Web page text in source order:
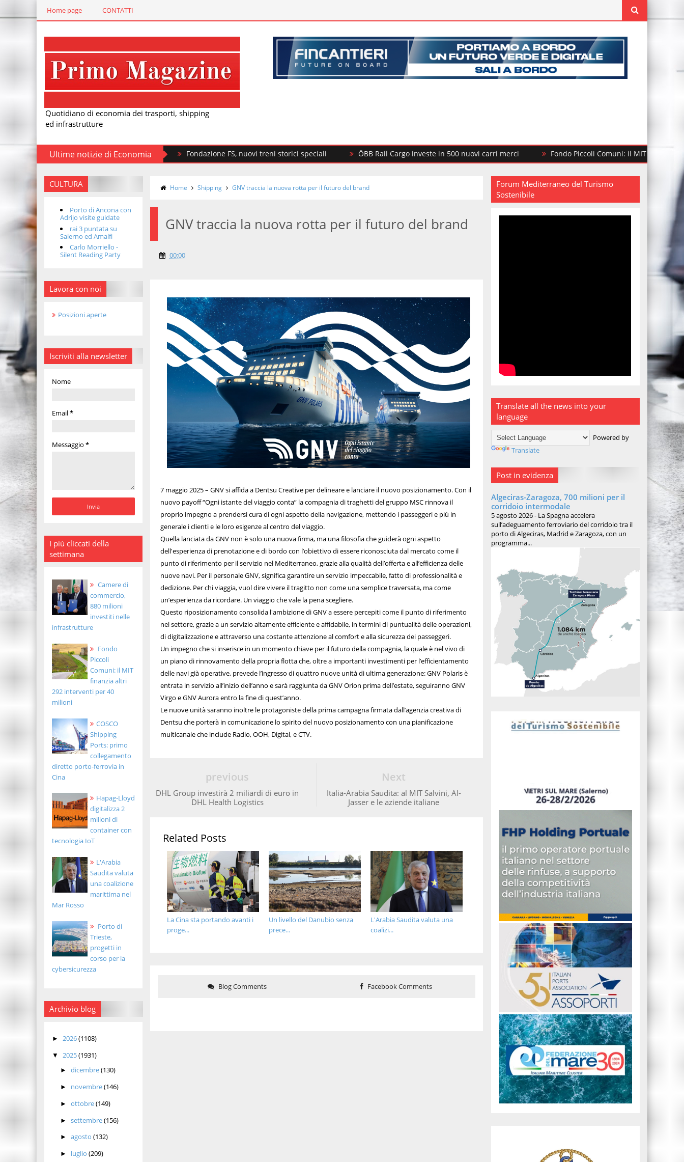
Home page CONTATTI
Quotidiano di economia dei trasporti, shipping
ed infrastrutture
Ultime notizie di Economia Fondazione FS, nuovi treni storici speciali ÖBB Rail Cargo investe in 500 nuovi carri merci Fondo Piccoli Comuni: il MIT finanzia altri 292
CULTURA
Porto di Ancona con
Adrijo visite guidate
rai 3 puntata su
Salerno ed Amalfi
Carlo Morriello -
Silent Reading Party
Lavora con noi
Posizioni aperte
Iscriviti alla newsletter
Nome
Email*
Messaggio *
I più cliccati della
settimana
Camere di
commercio,
880 milioni
investiti nelle
infrastrutture
Fondo
Piccoli
Comuni: il MIT
finanzia altri
292 interventi per 40
milioni
COSCO
Shipping
Ports: primo
collegamento
diretto porto-ferrovia in
Cina
Hapag-Lloyd
digitalizza 2
milioni di
container con
tecnologia IoT
L'Arabia
Saudita valuta
una coalizione
marittima nel
Mar Rosso
Porto di
Trieste,
progetti in
corso per la
cybersicurezza
Archivio blog
► 2026(1108)
▼ 2025(1931)
► dicembre(130)
► novembre(146)
► ottobre(149)
► settembre(156)
► agosto (132)
► luglio (209)
Home Shipping GNV traccia la nuova rotta per il futuro del brand
GNV traccia la nuova rotta per il futuro del brand
00:00
7 maggio 2025 – GNV si affida a Dentsu Creative per delineare e lanciare il nuovo posizionamento. Con il
nuovo payoff “Ogni istante del viaggio conta” la compagnia di traghetti del gruppo MSC rinnova il
proprio impegno a prendersi cura di ogni aspetto della navigazione, mettendo i passeggeri e più in
generale i clienti e le loro esigenze al centro del viaggio.
Quella lanciata da GNV non è solo una nuova firma, ma una filosofia che guiderà ogni aspetto
dell'esperienza di prenotazione e di bordo con l’obiettivo di essere riconosciuta dal mercato come il
punto di riferimento per il servizio nel Mediterraneo, grazie alla qualità dell’offerta e all’efficienza delle
nuove navi. Per il personale GNV, significa garantire un servizio impeccabile, fatto di professionalità e
dedizione. Per chi viaggia, vuol dire vivere il tragitto non come una semplice traversata, ma come
un’esperienza da ricordare. Un viaggio che vale la pena scegliere.
Questo riposizionamento consolida l'ambizione di GNV a essere percepiti come il punto di riferimento
nel settore, grazie a un servizio altamente efficiente e affidabile, in termini di puntualità delle operazioni,
di digitalizzazione e attraverso una costante attenzione al comfort e alla sicurezza dei passeggeri.
Un impegno che si inserisce in un momento chiave per il futuro della compagnia, la quale è nel vivo di
un piano di rinnovamento della propria flotta che, oltre a importanti investimenti per l’efficientamento
delle navi già operative, prevede l’ingresso di quattro nuove unità di ultima generazione: GNV Polaris è
entrata in servizio all’inizio dell’anno e sarà raggiunta da GNV Orion prima dell’estate, seguiranno GNV
Virgo e GNV Aurora entro la fine di quest’anno.
Le nuove unità saranno inoltre le protagoniste della prima campagna firmata dall’agenzia creativa di
Dentsu che porterà in comunicazione lo spirito del nuovo posizionamento con una pianificazione
multicanale che include Radio, OOH, Digital, e CTV.
Next
Italia-Arabia Saudita: al MIT Salvini, Al-
Jasser e le aziende italiane
previous
DHL Group investirà 2 miliardi di euro in
DHL Health Logistics
Related Posts
L'Arabia Saudita valuta una
coalizi...
Un livello del Danubio senza
prece...
La Cina sta portando avanti i
proge...
Blog Comments Facebook Comments
Forum Mediterraneo del Turismo
Sostenibile
Translate all the news into your
language
Powered by
Translate
Post in evidenza
Algeciras-Zaragoza, 700 milioni per il
corridoio intermodale
5 agosto 2026 - La Spagna accelera
sull’adeguamento ferroviario del corridoio tra il
porto di Algeciras, Madrid e Zaragoza, con un
programma...